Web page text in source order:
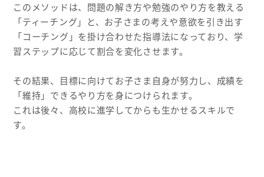
このメソッドは、問題の解き方や勉強のやり方を教える
「ティーチング」と、お子さまの考えや意欲を引き出す
「コーチング」を掛け合わせた指導法になっており、学
習ステップに応じて割合を変化させます。
その結果、目標に向けてお子さま自身が努力し、成績を
「維持」できるやり方を身につけられます。
これは後々、高校に進学してからも生かせるスキルで
す。